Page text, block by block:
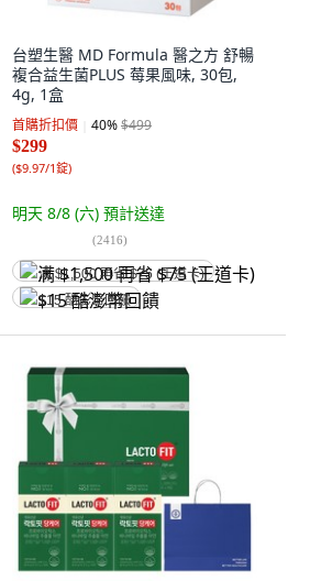
台塑生醫 MD Formula 醫之方 舒暢
複合益生菌PLUS 莓果風味, 30包,
4g, 1盒
首購折扣價 40%$499
$299
($9.97/1錠)
明天 8/8 (六) 預計送達
(2416)
满 $1,500 再省 $75 (王道卡)
$15 酷澎幣回饋